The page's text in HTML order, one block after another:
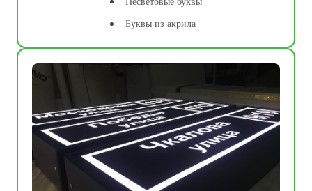
Буквы из акрила